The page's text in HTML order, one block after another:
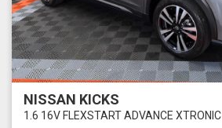
NISSAN KICKS
1.6 16V FLEXSTART ADVANCE XTRONIC